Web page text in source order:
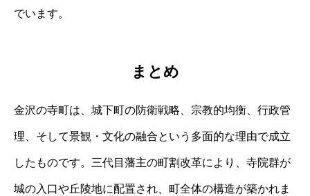
でいます。
まとめ
金沢の寺町は、城下町の防衛戦略、宗教的均衡、行政管
理、そして景観・文化の融合という多面的な理由で成立
したものです。三代目藩主の町割改革により、寺院群が
城の入口や丘陵地に配置され、町全体の構造が築かれま